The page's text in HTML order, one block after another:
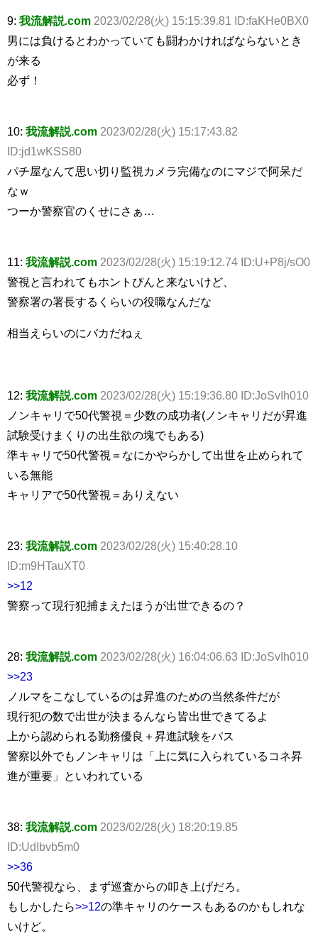
9: 我流解説.com 2023/02/28(火) 15:15:39.81 ID:faKHe0BX0
男には負けるとわかっていても闘わかければならないとき
が来る
必ず！
10: 我流解説.com 2023/02/28(火) 15:17:43.82
ID:jd1wKSS80
パチ屋なんて思い切り監視カメラ完備なのにマジで阿呆だ
なｗ
つーか警察官のくせにさぁ…
11: 我流解説.com 2023/02/28(火) 15:19:12.74 ID:U+P8j/sO0
警視と言われてもホントぴんと来ないけど、
警察署の署長するくらいの役職なんだな
相当えらいのにバカだねぇ
12: 我流解説.com 2023/02/28(火) 15:19:36.80 ID:JoSvIh010
ノンキャリで50代警視＝少数の成功者(ノンキャリだが昇進
試験受けまくりの出生欲の塊でもある)
準キャリで50代警視＝なにかやらかして出世を止められて
いる無能
キャリアで50代警視＝ありえない
23: 我流解説.com 2023/02/28(火) 15:40:28.10
ID:m9HTauXT0
>>12
警察って現行犯捕まえたほうが出世できるの？
28: 我流解説.com 2023/02/28(火) 16:04:06.63 ID:JoSvIh010
>>23
ノルマをこなしているのは昇進のための当然条件だが
現行犯の数で出世が決まるんなら皆出世できてるよ
上から認められる勤務優良＋昇進試験をパス
警察以外でもノンキャリは「上に気に入られているコネ昇
進が重要」といわれている
38: 我流解説.com 2023/02/28(火) 18:20:19.85
ID:UdIbvb5m0
>>36
50代警視なら、まず巡査からの叩き上げだろ。
もしかしたら>>12の準キャリのケースもあるのかもしれな
いけど。